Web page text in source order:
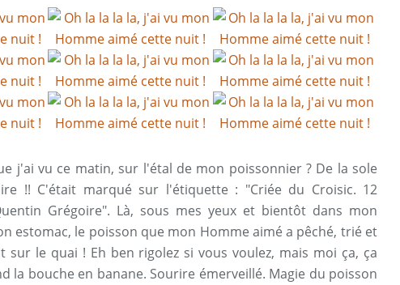
j'ai vu ce matin, sur l'étal de mon poissonnier ? De la sole
!! C'était marqué sur l'étiquette : "Criée du Croisic. 12
Grégoire". Là, sous mes yeux et bientôt dans mon
estomac, le poisson que mon Homme aimé a pêché, trié et
sur le quai ! Eh ben rigolez si vous voulez, mais moi ça, ça
la bouche en banane. Sourire émerveillé. Magie du poisson